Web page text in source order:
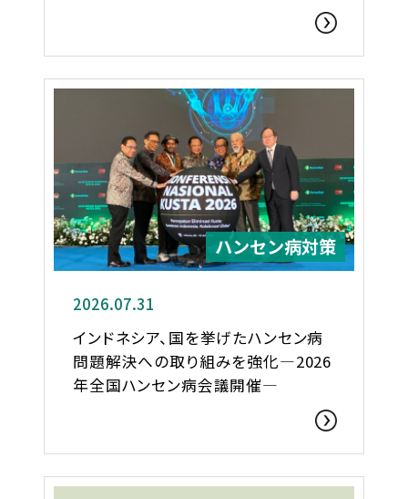
ハンセン病対策
2026.07.31
インドネシア、国を挙げたハンセン病
問題解決への取り組みを強化―2026
年全国ハンセン病会議開催―